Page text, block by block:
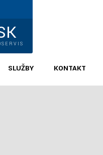
SLUŽBY KONTAKT